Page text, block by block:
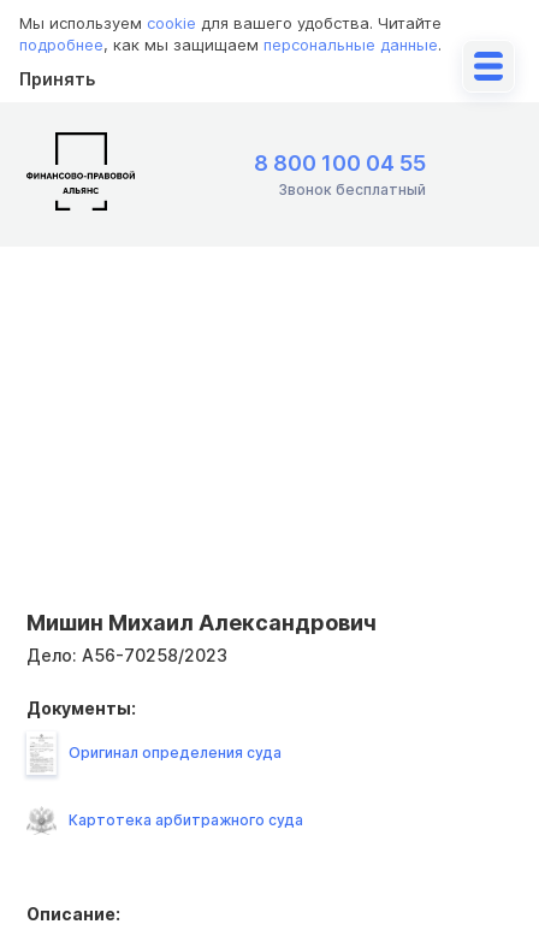
Мы используем cookie для вашего удобства. Читайте
подробнее, как мы защищаем персональные данные.
Принять
8 800 100 04 55
Звонок бесплатный
Мишин Михаил Александрович
Дело: А56-70258/2023
Описание:
Документы:
Оригинал определения суда
Картотека арбитражного суда